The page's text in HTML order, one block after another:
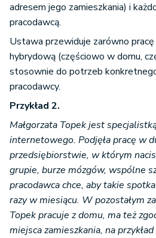
adresem jego zamieszkania) i
pracodawcą.
Ustawa przewiduje zarówno pracę
hybrydową (częściowo w domu,
stosownie do potrzeb
pracodawcy.
Przykład 2.
Małgorzata Topek jest
internetowego. Podjęła pracę w
przedsiębiorstwie, w którym
grupie, burze mózgów, wspólne
pracodawca chce, aby takie
razy w miesiącu. W pozostałym
Topek pracuje z domu, ma też
miejsca zamieszkania, na